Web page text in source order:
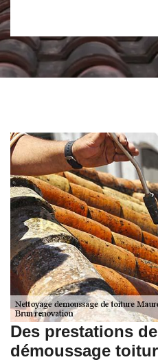
Des prestations
démoussage